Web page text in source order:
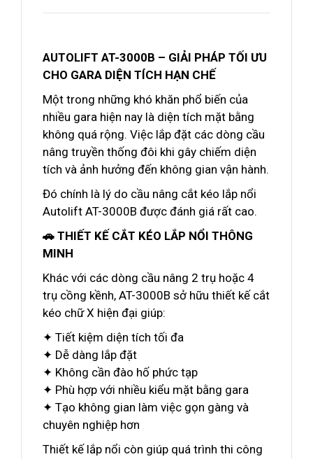
AUTOLIFT AT-3000B – GIẢI PHÁP TỐI ƯU
CHO GARA DIỆN TÍCH HẠN CHẾ
Một trong những khó khăn phổ biến của
nhiều gara hiện nay là diện tích mặt bằng
không quá rộng. Việc lắp đặt các dòng cầu
nâng truyền thống đôi khi gây chiếm diện
tích và ảnh hưởng đến không gian vận hành.
Đó chính là lý do cầu nâng cắt kéo lắp nổi
Autolift AT-3000B được đánh giá rất cao.
🚗 THIẾT KẾ CẮT KÉO LẮP NỔI THÔNG
MINH
Khác với các dòng cầu nâng 2 trụ hoặc 4
trụ cồng kềnh, AT-3000B sở hữu thiết kế cắt
kéo chữ X hiện đại giúp:
✦ Tiết kiệm diện tích tối đa
✦ Dễ dàng lắp đặt
✦ Không cần đào hố phức tạp
✦ Phù hợp với nhiều kiểu mặt bằng gara
✦ Tạo không gian làm việc gọn gàng và
chuyên nghiệp hơn
Thiết kế lắp nổi còn giúp quá trình thi công